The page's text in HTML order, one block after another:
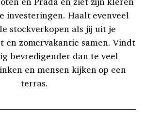
investeringen. Haalt evenveel
stockverkopen als jij uit je
en zomervakantie samen. Vindt
bevredigender dan te veel
en mensen kijken op een
terras.